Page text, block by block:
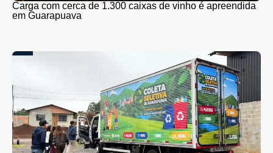
Carga com cerca de 1.300 caixas de vinho é apreendida
em Guarapuava